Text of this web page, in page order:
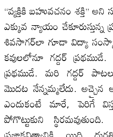
‘‘వ్యక్తికి బహువచనం శక్తి’’ అని
ఎక్కువ న్యాయం చేకూరుస్తున్న
శివసాగర్‌లా గూడా విద్యా
కవులలోనూ గద్దర్‌
ప్రథముడే. మరి గద్దర్‌
మొదట నేన్నమ్మలేదు. అచ్చైన
ఎందుకంటే మారే, పెరిగే
పోగొట్టుకుని